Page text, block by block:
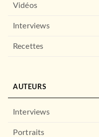
Vidéos
Interviews
Recettes
AUTEURS
Interviews
Portraits